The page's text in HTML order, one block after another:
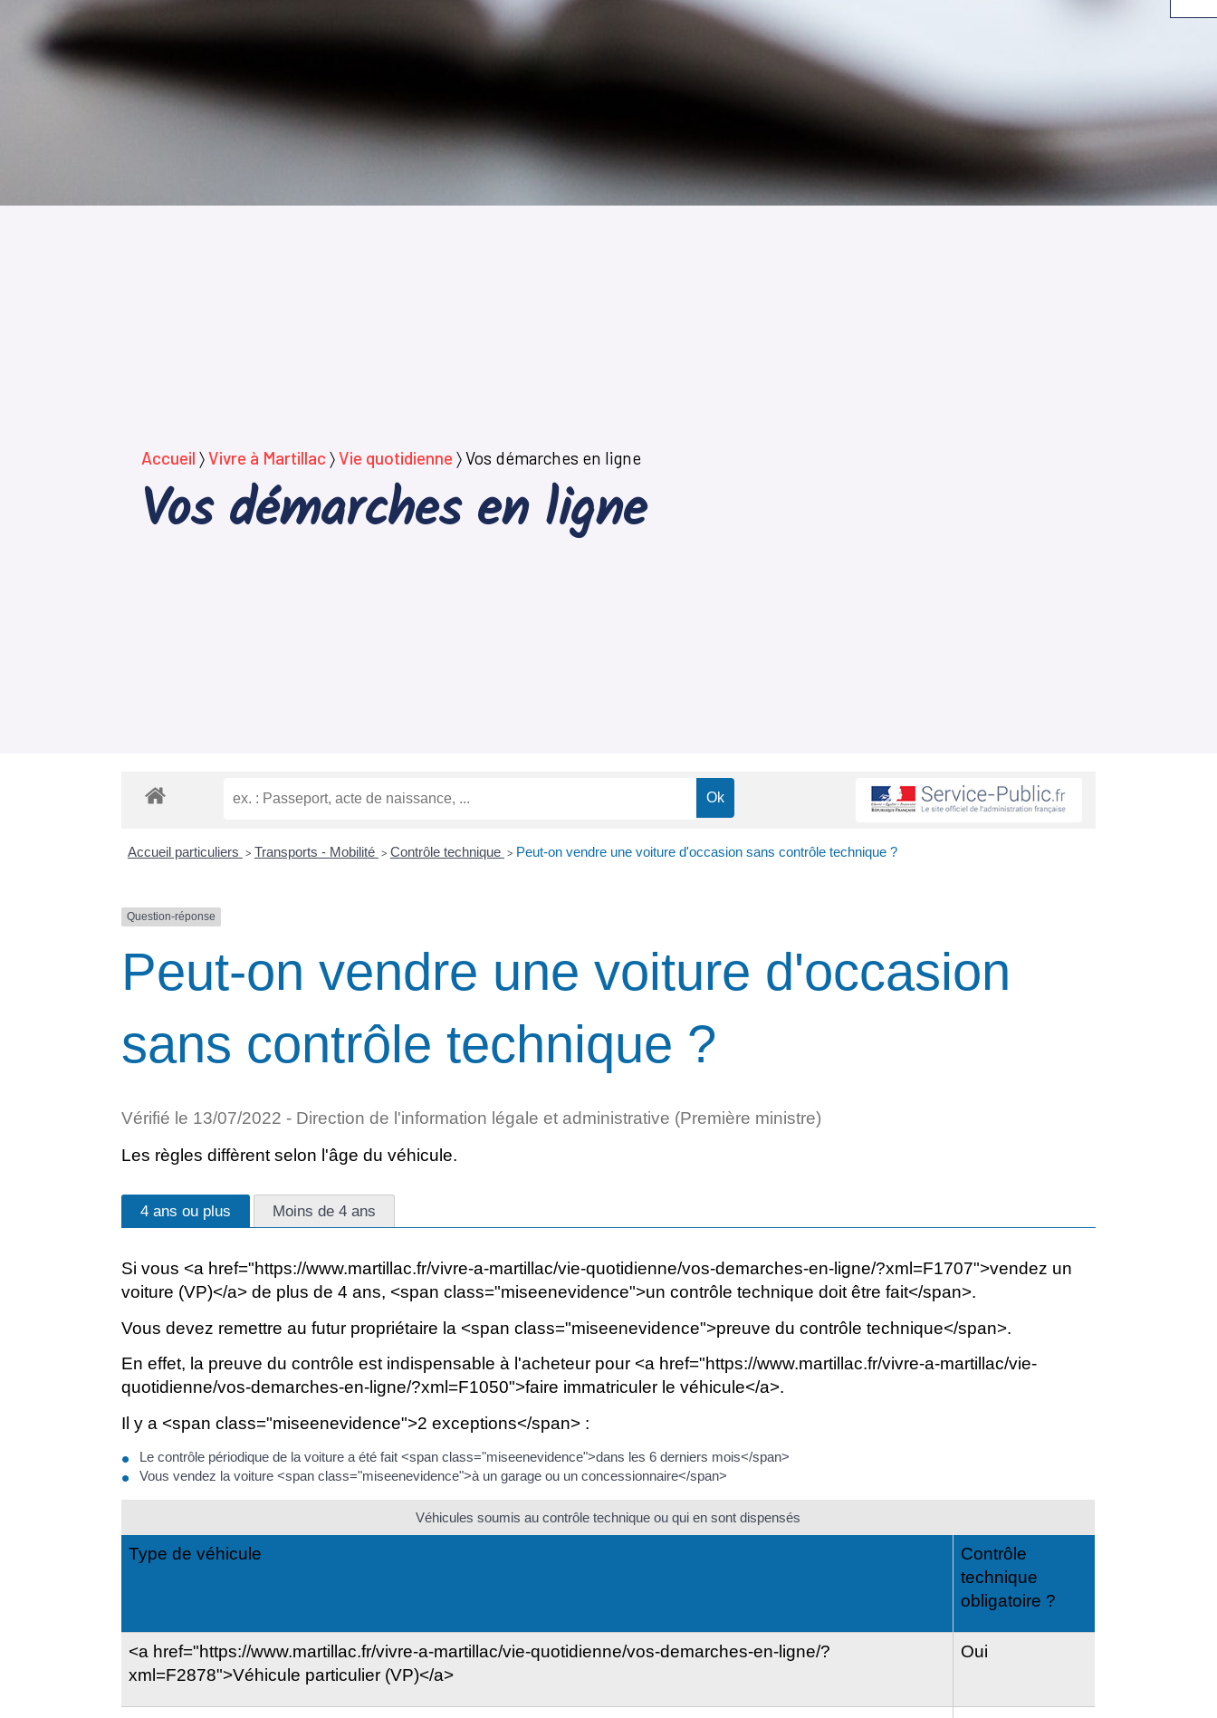
Accueil 〉Vivre à Martillac 〉Vie quotidienne 〉Vos démarches en ligne
Vos démarches en ligne
Accueil particuliers > Transports - Mobilité > Contrôle technique > Peut-on vendre une voiture d'occasion sans contrôle technique ?
Question-réponse
Peut-on vendre une voiture d'occasion
sans contrôle technique ?
Vérifié le 13/07/2022 - Direction de l'information légale et administrative (Première ministre)
Les règles diffèrent selon l'âge du véhicule.
4 ans ou plus Moins de 4 ans
Si vous <a href="https://www.martillac.fr/vivre-a-martillac/vie-quotidienne/vos-demarches-en-ligne/?xml=F1707">vendez un
voiture (VP)</a> de plus de 4 ans, <span class="miseenevidence">un contrôle technique doit être fait</span>.
Vous devez remettre au futur propriétaire la <span class="miseenevidence">preuve du contrôle technique</span>.
En effet, la preuve du contrôle est indispensable à l'acheteur pour <a href="https://www.martillac.fr/vivre-a-martillac/vie-
quotidienne/vos-demarches-en-ligne/?xml=F1050">faire immatriculer le véhicule</a>.
Il y a <span class="miseenevidence">2 exceptions</span> :
Le contrôle périodique de la voiture a été fait <span class="miseenevidence">dans les 6 derniers mois</span>
Vous vendez la voiture <span class="miseenevidence">à un garage ou un concessionnaire</span>
Véhicules soumis au contrôle technique ou qui en sont dispensés
Type de véhicule
Contrôle
technique
obligatoire ?
<a href="https://www.martillac.fr/vivre-a-martillac/vie-quotidienne/vos-demarches-en-ligne/?
xml=F2878">Véhicule particulier (VP)</a>
Oui